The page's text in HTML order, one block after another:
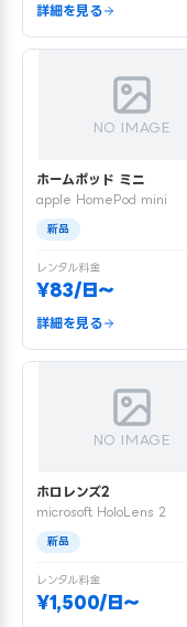
詳細を見る
NO IMAGE
ホームポッド ミニ
apple HomePod mini
新品
レンタル料金
¥83/日〜
詳細を見る
NO IMAGE
ホロレンズ2
microsoft HoloLens 2
新品
レンタル料金
¥1,500/日〜